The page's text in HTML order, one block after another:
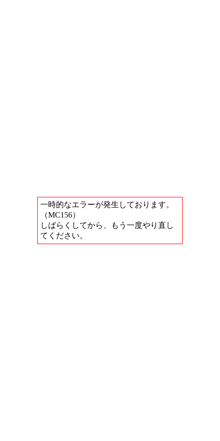
一時的なエラーが発生しております。
（MC156）
しばらくしてから、もう一度やり直し
てください。